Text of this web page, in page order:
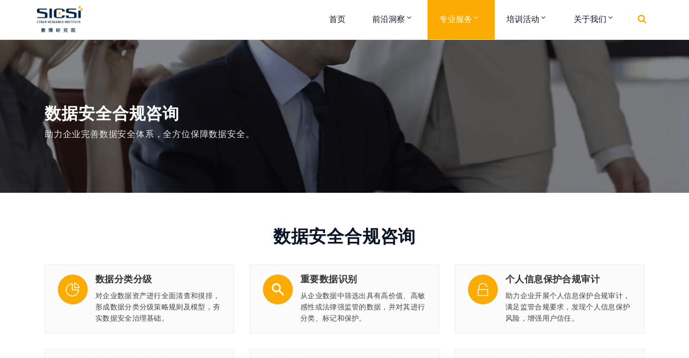
首页 前沿洞察 专业服务 培训活动 关于我们
数据安全合规咨询
助力企业完善数据安全体系，全方位保障数据安全。
数据安全合规咨询
数据分类分级
对企业数据资产进行全面清查和摸排，
形成数据分类分级策略规则及模型，夯
实数据安全治理基础。
重要数据识别
从企业数据中筛选出具有高价值、高敏
感性或法律强监管的数据，并对其进行
分类、标记和保护。
个人信息保护合规审计
助力企业开展个人信息保护合规审计，
满足监管合规要求，发现个人信息保护
风险，增强用户信任。